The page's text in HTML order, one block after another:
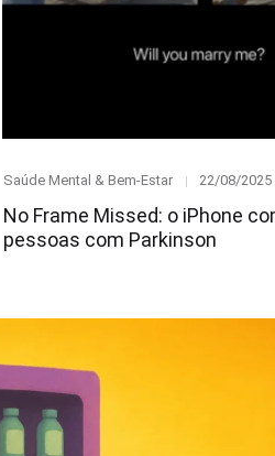
Category
Saúde Mental & Bem-Estar
Posted
22/08/2025
No Frame Missed: o iPhone
pessoas com Parkinson